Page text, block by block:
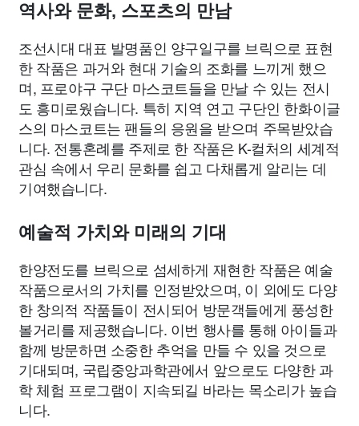
역사와 문화, 스포츠의 만남
조선시대 대표 발명품인 양구일구를 브릭으로 표현
한 작품은 과거와 현대 기술의 조화를 느끼게 했으
며, 프로야구 구단 마스코트들을 만날 수 있는 전시
도 흥미로웠습니다. 특히 지역 연고 구단인 한화이글
스의 마스코트는 팬들의 응원을 받으며 주목받았습
니다. 전통혼례를 주제로 한 작품은 K-컬처의 세계적
관심 속에서 우리 문화를 쉽고 다채롭게 알리는 데
기여했습니다.
예술적 가치와 미래의 기대
한양전도를 브릭으로 섬세하게 재현한 작품은 예술
작품으로서의 가치를 인정받았으며, 이 외에도 다양
한 창의적 작품들이 전시되어 방문객들에게 풍성한
볼거리를 제공했습니다. 이번 행사를 통해 아이들과
함께 방문하면 소중한 추억을 만들 수 있을 것으로
기대되며, 국립중앙과학관에서 앞으로도 다양한 과
학 체험 프로그램이 지속되길 바라는 목소리가 높습
니다.